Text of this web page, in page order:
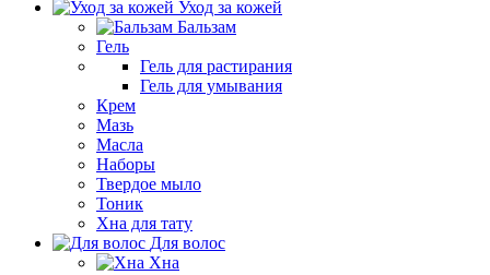
Уход за кожей
Бальзам
Гель
Гель для растирания
Гель для умывания
Крем
Мазь
Масла
Наборы
Твердое мыло
Тоник
Хна для тату
Для волос
Хна